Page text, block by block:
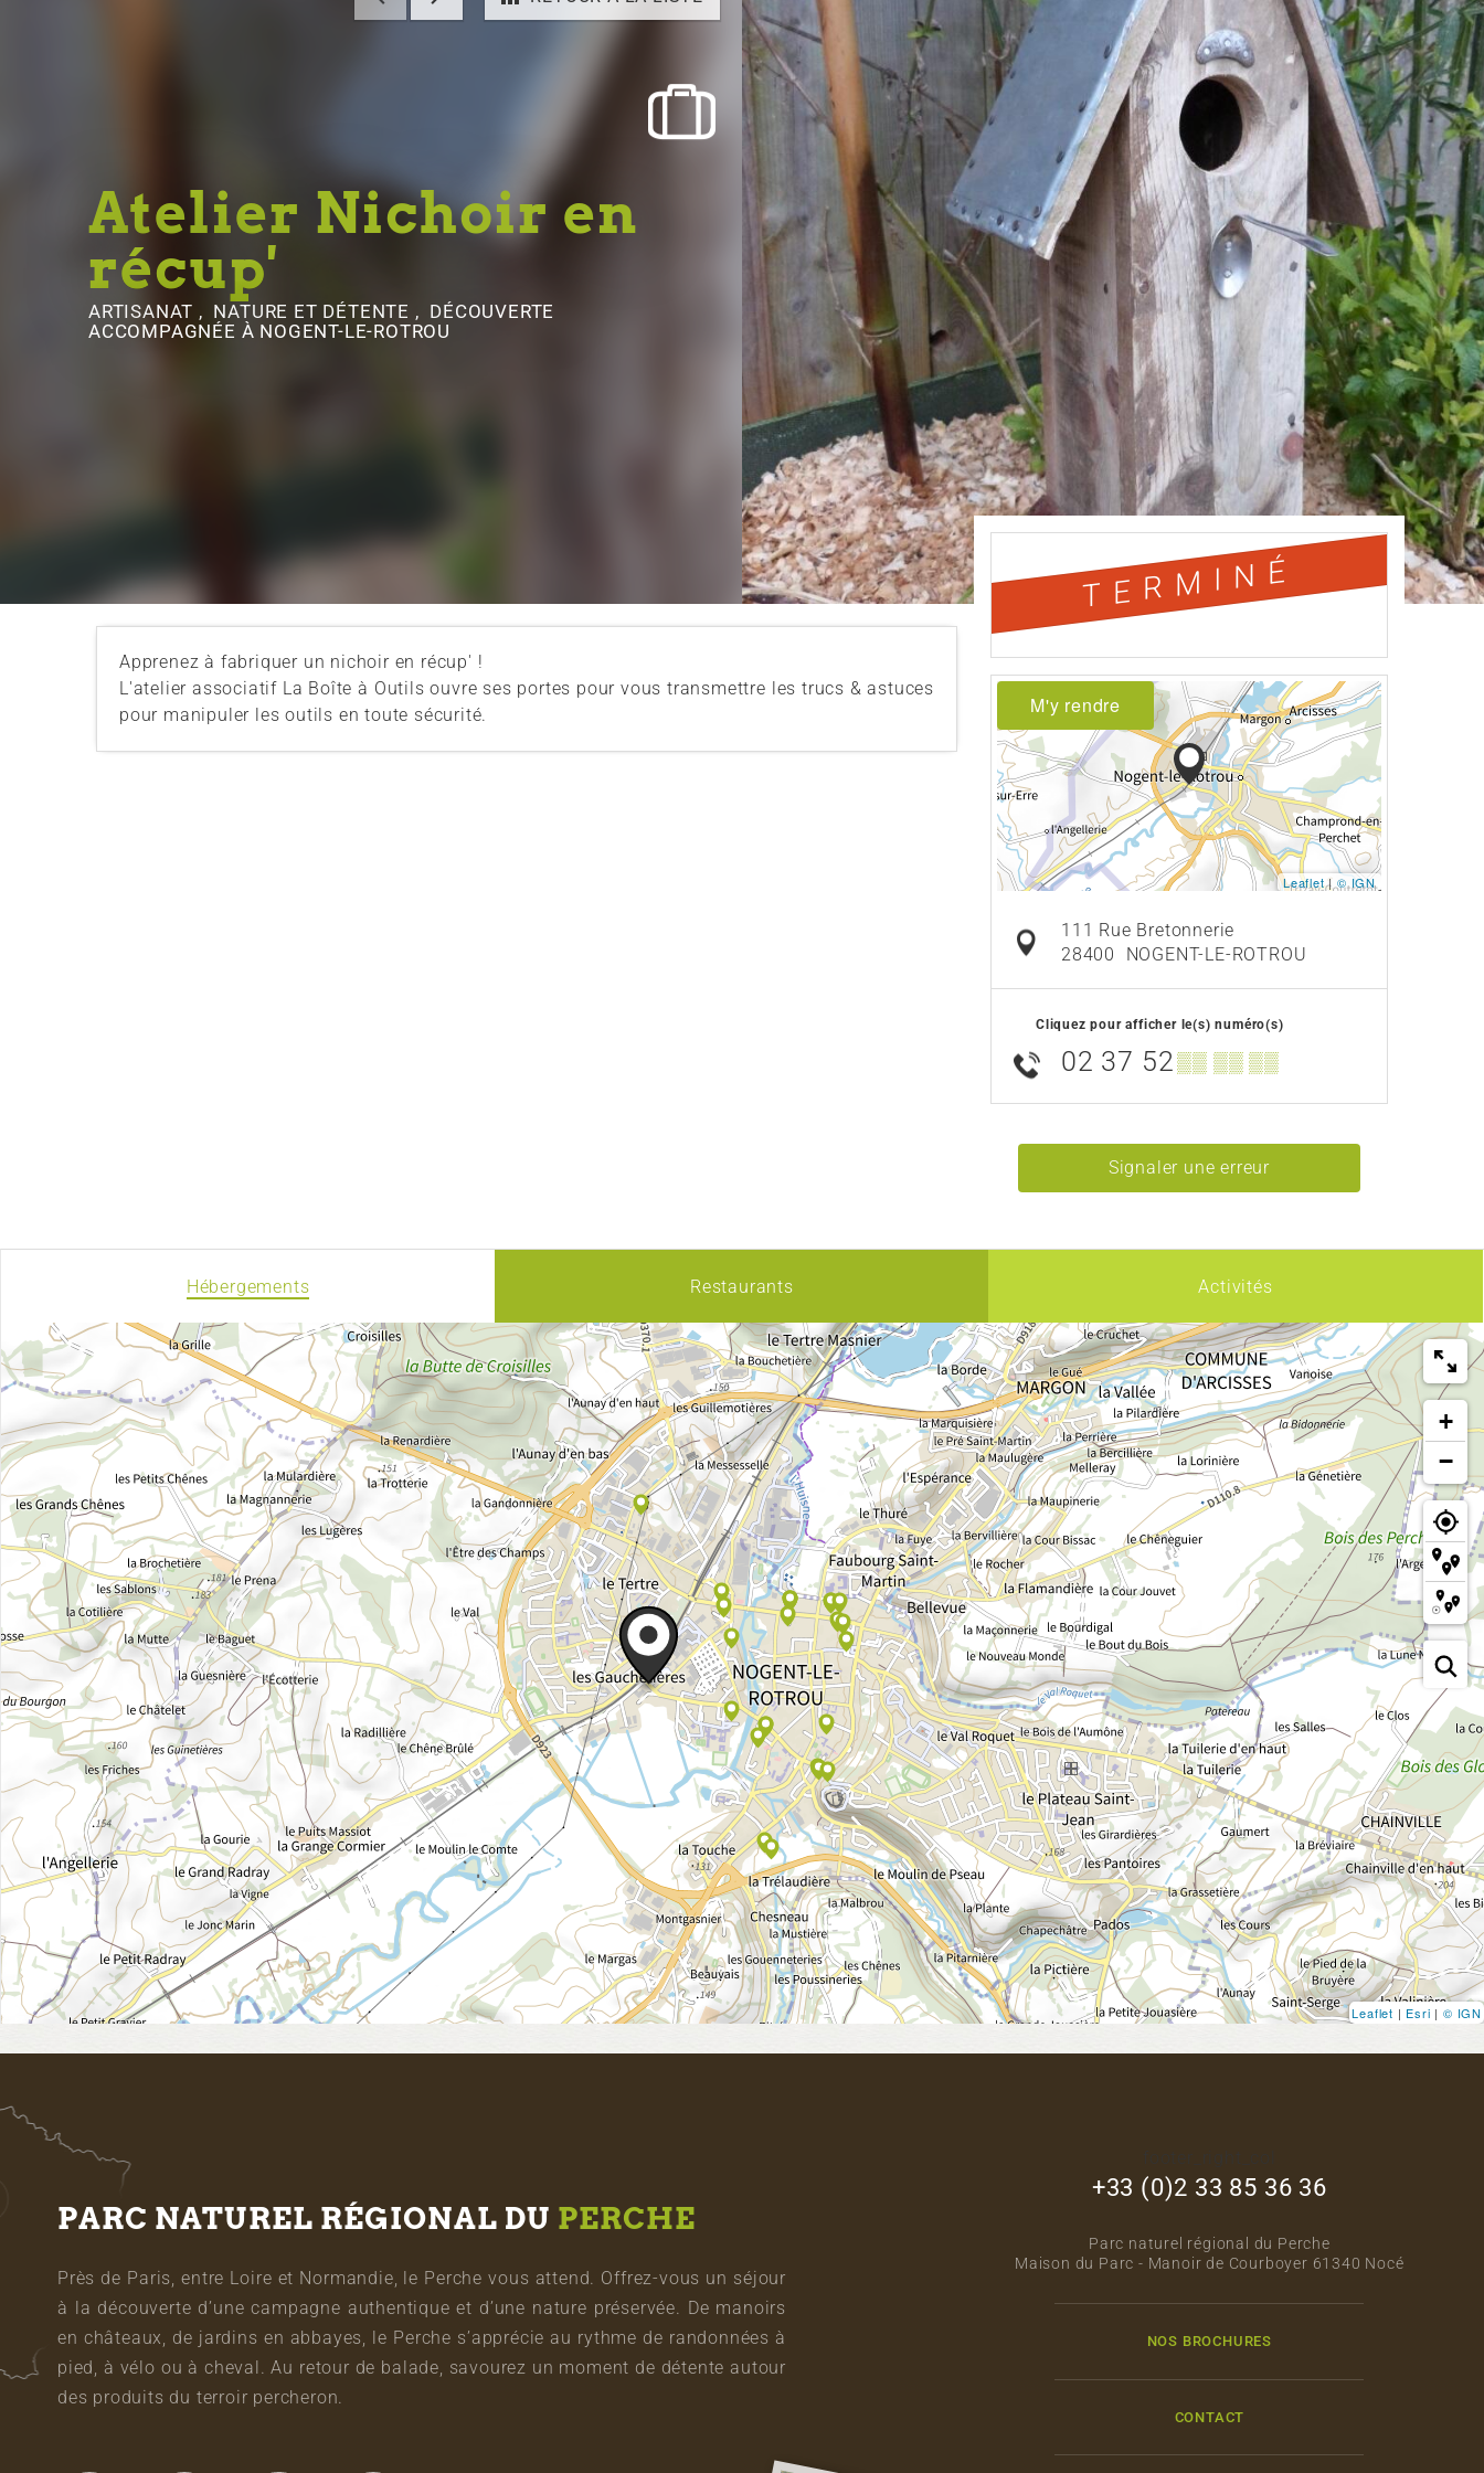
Atelier Nichoir en
récup'
ARTISANAT , NATURE ET DÉTENTE , DÉCOUVERTE
ACCOMPAGNÉE À NOGENT-LE-ROTROU
Apprenez à fabriquer un nichoir en récup' !
L'atelier associatif La Boîte à Outils ouvre ses portes pour vous transmettre les trucs & astuces
pour manipuler les outils en toute sécurité.
TERMINÉ
M'y rendre
Leaflet| © IGN
111 Rue Bretonnerie
28400
NOGENT-LE-ROTROU
Cliquez pour afficher le(s) numéro(s)
02 37 52 ▒▒ ▒▒ ▒▒
Signaler une erreur
Hébergements Restaurants Activités
+
−
Leaflet | Esri | © IGN
PARC NATUREL RÉGIONAL DU PERCHE
Près de Paris, entre Loire et Normandie, le Perche vous attend. Offrez-vous un séjour
à la découverte d’une campagne authentique et d’une nature préservée. De manoirs
en châteaux, de jardins en abbayes, le Perche s’apprécie au rythme de randonnées à
pied, à vélo ou à cheval. Au retour de balade, savourez un moment de détente autour
des produits du terroir percheron.
+33 (0)2 33 85 36 36
Parc naturel régional du Perche
Maison du Parc - Manoir de Courboyer 61340 Nocé
NOS BROCHURES
CONTACT